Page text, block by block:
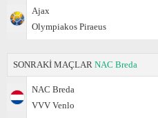
Ajax
Olympiakos Piraeus
SONRAKİ MAÇLAR NAC Breda
NAC Breda
VVV Venlo